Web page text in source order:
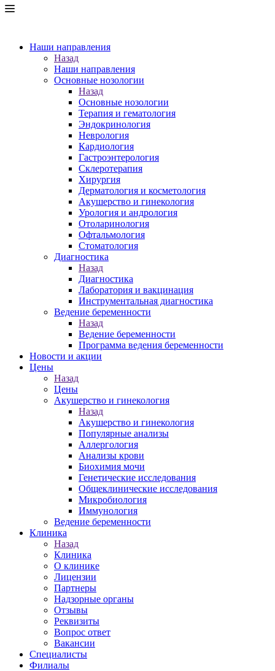
Наши направления
Назад
Наши направления
Основные нозологии
Назад
Основные нозологии
Терапия и гематология
Эндокринология
Неврология
Кардиология
Гастроэнтерология
Склеротерапия
Хирургия
Дерматология и косметология
Акушерство и гинекология
Урология и андрология
Отоларинология
Офтальмология
Стоматология
Диагностика
Назад
Диагностика
Лаборатория и вакцинация
Инструментальная диагностика
Ведение беременности
Назад
Ведение беременности
Программа ведения беременности
Новости и акции
Цены
Назад
Цены
Акушерство и гинекология
Назад
Акушерство и гинекология
Популярные анализы
Аллергология
Анализы крови
Биохимия мочи
Генетические исследования
Общеклинические исследования
Микробиология
Иммунология
Ведение беременности
Клиника
Назад
Клиника
О клинике
Лицензии
Партнеры
Надзорные органы
Отзывы
Реквизиты
Вопрос ответ
Вакансии
Специалисты
Филиалы